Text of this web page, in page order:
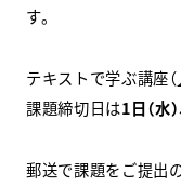
デジタル講座
個別指南講座
スクールマガ
す。
テキストで学ぶ講座（
課題締切日は1日（水
郵送で課題をご提出